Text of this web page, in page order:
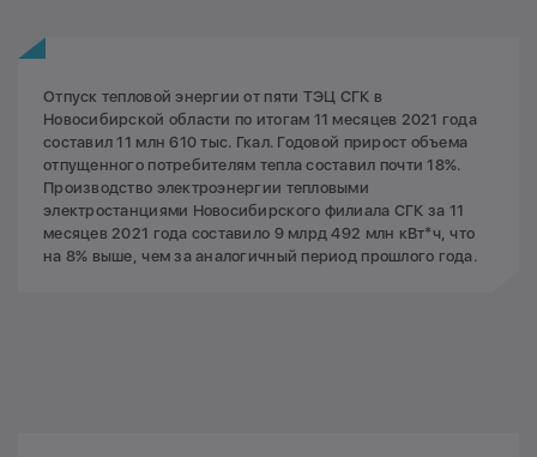
Отпуск тепловой энергии от пяти ТЭЦ СГК в
Новосибирской области по итогам 11 месяцев 2021 года
составил 11 млн 610 тыс. Гкал. Годовой прирост объема
отпущенного потребителям тепла составил почти 18%.
Производство электроэнергии тепловыми
электростанциями Новосибирского филиала СГК за 11
месяцев 2021 года составило 9 млрд 492 млн кВт*ч, что
на 8% выше, чем за аналогичный период прошлого года.